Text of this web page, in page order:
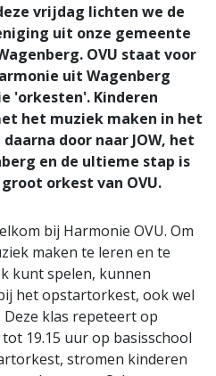
vrijdag lichten we de
uit onze gemeente
OVU staat voor
uit Wagenberg
'orkesten'. Kinderen
het muziek maken in het
door naar JOW, het
en de ultieme stap is
orkest van OVU.
bij Harmonie OVU. Om
maken te leren en te
kunt spelen, kunnen
het opstartorkest, ook wel
klas repeteert op
19.15 uur op basisschool
stromen kinderen